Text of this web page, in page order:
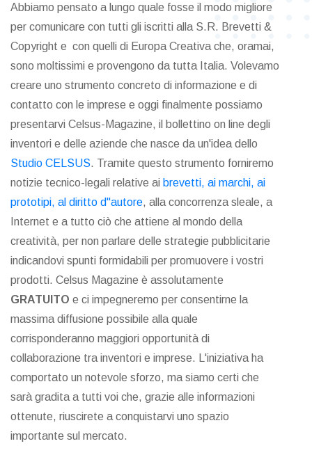
Abbiamo pensato a lungo quale fosse il modo migliore
per comunicare con tutti gli iscritti alla S.R. Brevetti &
Copyright e con quelli di Europa Creativa che, oramai,
sono moltissimi e provengono da tutta Italia. Volevamo
creare uno strumento concreto di informazione e di
contatto con le imprese e oggi finalmente possiamo
presentarvi Celsus-Magazine, il bollettino on line degli
inventori e delle aziende che nasce da un'idea dello
Studio CELSUS. Tramite questo strumento forniremo
notizie tecnico-legali relative ai brevetti, ai marchi, ai
prototipi, al diritto d"autore, alla concorrenza sleale, a
Internet e a tutto ciò che attiene al mondo della
creatività, per non parlare delle strategie pubblicitarie
indicandovi spunti formidabili per promuovere i vostri
prodotti. Celsus Magazine è assolutamente
GRATUITO e ci impegneremo per consentirne la
massima diffusione possibile alla quale
corrisponderanno maggiori opportunità di
collaborazione tra inventori e imprese. L'iniziativa ha
comportato un notevole sforzo, ma siamo certi che
sarà gradita a tutti voi che, grazie alle informazioni
ottenute, riuscirete a conquistarvi uno spazio
importante sul mercato.